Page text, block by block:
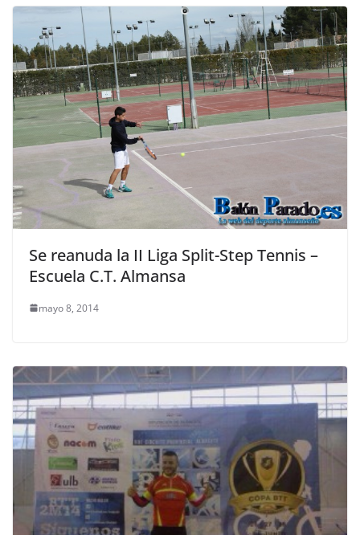
Se reanuda la II Liga Split-Step Tennis –
Escuela C.T. Almansa
mayo 8, 2014